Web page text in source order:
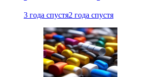
3 года спустя2 года спустя